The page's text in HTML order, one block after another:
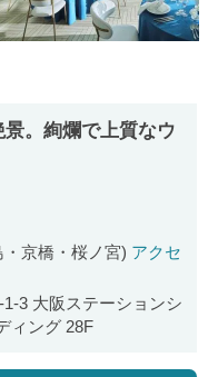
。絢爛で上質なウ
京橋・桜ノ宮) アクセ
3 大阪ステーションシ
ィング 28F